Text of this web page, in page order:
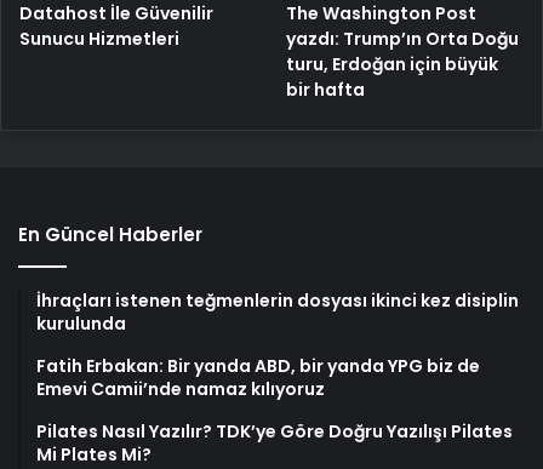
Datahost İle Güvenilir
Sunucu Hizmetleri
The Washington Post
yazdı: Trump’ın Orta Doğu
turu, Erdoğan için büyük
bir hafta
En Güncel Haberler
İhraçları istenen teğmenlerin dosyası ikinci kez disiplin
kurulunda
Fatih Erbakan: Bir yanda ABD, bir yanda YPG biz de
Emevi Camii’nde namaz kılıyoruz
Pilates Nasıl Yazılır? TDK’ye Göre Doğru Yazılışı Pilates
Mi Plates Mi?